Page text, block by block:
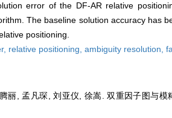
error of the DF-AR relative
The baseline solution accuracy has
positioning.
relative positioning, ambiguity resolution,
丽, 孟凡琛, 刘亚仪, 徐嵩. 双重因子图与